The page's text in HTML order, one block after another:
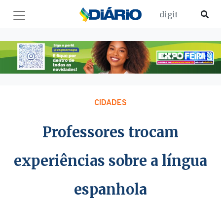
CIDADES
Professores trocam
experiências sobre a língua
espanhola